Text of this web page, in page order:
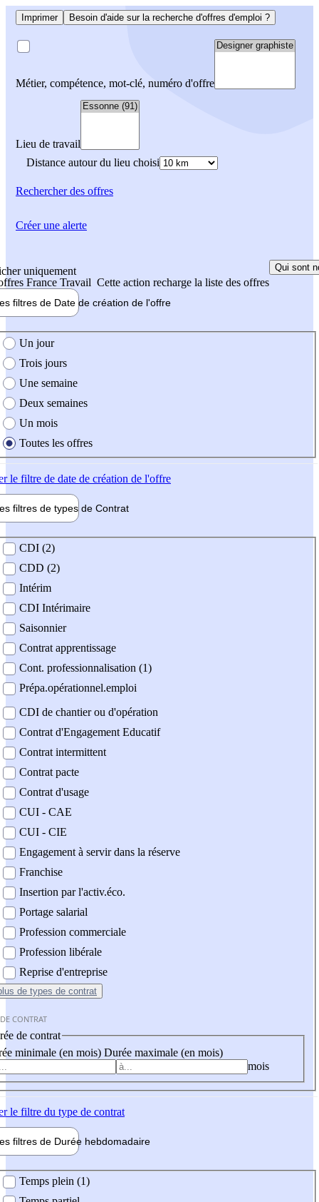
Imprimer Besoin d'aide sur la recherche d'offres d'emploi ?
Métier, compétence, mot-clé, numéro d'offre
Lieu de travail
Distance autour du lieu choisi
Rechercherdes offres
uniquement
France Travail Cette action recharge la liste des offres
Qui sont
filtres de Date de création de l'offre
création de l'offre
Un jour
Trois jours
Une semaine
Deux semaines
Un mois
Toutes les offres
le filtre de date de création de l'offre
filtres de types de Contrat
contrat
CDI (2)
CDD (2)
Intérim
CDI Intérimaire
Saisonnier
Contrat apprentissage
Cont. professionnalisation (1)
Prépa.opérationnel.emploi
CDI de chantier ou d'opération
Contrat d'Engagement Educatif
Contrat intermittent
Contrat pacte
Contrat d'usage
CUI - CAE
CUI - CIE
Engagement à servir dans la réserve
Franchise
Insertion par l'activ.éco.
Portage salarial
Profession commerciale
Profession libérale
Reprise d'entreprise
de types de contrat
CONTRAT
de contrat
minimale (en mois) Durée maximale (en mois)
mois
le filtre du type de contrat
filtres de Durée hebdomadaire
Temps plein (1)
Créer une alerte